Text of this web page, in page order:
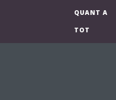
QUANT A
TOT